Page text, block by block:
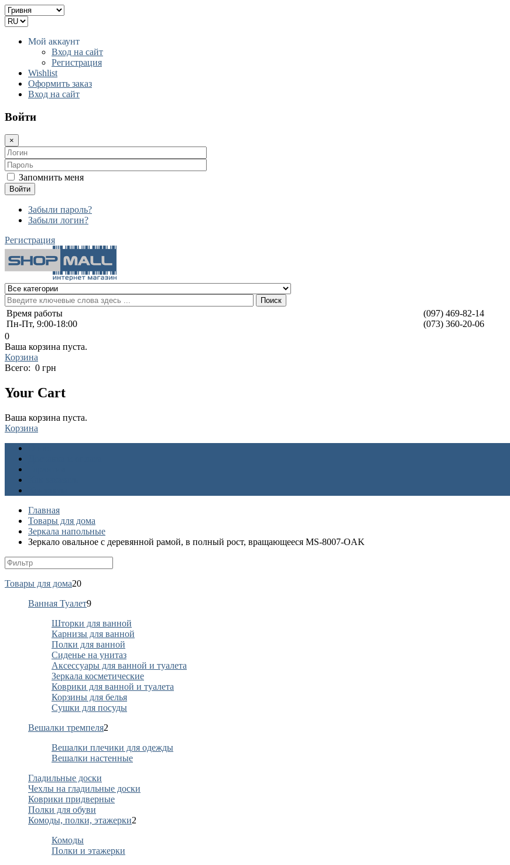
Мой аккаунт
Вход на сайт
Регистрация
Wishlist
Оформить заказ
Вход на сайт
Войти
×
Запомнить меня
Войти
Забыли пароль?
Забыли логин?
Регистрация
Поиск
Время работы
Пн-Пт, 9:00-18:00
(097) 469-82-14
(073) 360-20-06
0
Ваша корзина пуста.
Корзина
Всего: 0 грн
Your Cart
Ваша корзина пуста.
Корзина
Главная
Товары для дома
Зеркала напольные
Зеркало овальное с деревянной рамой, в полный рост, вращающееся MS-8007-OAK
Товары для дома20
Ванная Туалет9
Шторки для ванной
Карнизы для ванной
Полки для ванной
Сиденье на унитаз
Аксессуары для ванной и туалета
Зеркала косметические
Коврики для ванной и туалета
Корзины для белья
Сушки для посуды
Вешалки тремпеля2
Вешалки плечики для одежды
Вешалки настенные
Гладильные доски
Чехлы на гладильные доски
Коврики придверные
Полки для обуви
Комоды, полки, этажерки2
Комоды
Полки и этажерки